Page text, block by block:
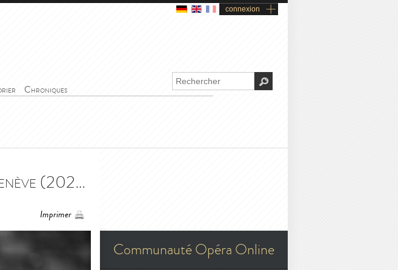
connexion
Chroniques
Récital Nina Stemme - Grand Théâtre de Genève (2023) - Récital Nina Stemme - Grand Théâtre de Genève (2023)
Imprimer
Communauté Opéra Online